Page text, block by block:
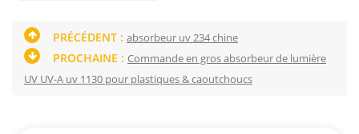
PRÉCÉDENT : absorbeur uv 234 chine
PROCHAINE : Commande en gros absorbeur de lumière
UV UV-A uv 1130 pour plastiques & caoutchoucs